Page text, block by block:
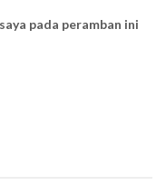
pada peramban ini